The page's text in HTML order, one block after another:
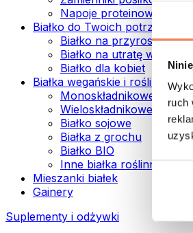
ruch
Napoje proteinowe ready
Białko do Twoich potrzeb
Białko na przyrost mięśni
Białko na utratę wagi
Białko dla kobiet
Białka wegańskie i roślinne
Monoskładnikowe białka
Wieloskładnikowe białka
Białko sojowe
Białka z grochu
Białko BIO
Inne białka roślinne
Mieszanki białek
Gainery
Suplementy i odżywki